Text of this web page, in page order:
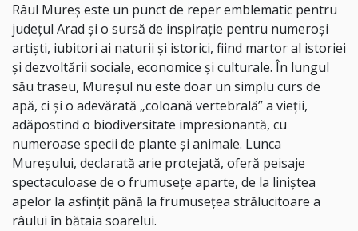
Râul Mureș este un punct de reper emblematic pentru
județul Arad și o sursă de inspirație pentru numeroși
artiști, iubitori ai naturii și istorici, fiind martor al istoriei
și dezvoltării sociale, economice și culturale. În lungul
său traseu, Mureșul nu este doar un simplu curs de
apă, ci și o adevărată „coloană vertebrală” a vieții,
adăpostind o biodiversitate impresionantă, cu
numeroase specii de plante și animale. Lunca
Mureșului, declarată arie protejată, oferă peisaje
spectaculoase de o frumusețe aparte, de la liniștea
apelor la asfințit până la frumusețea strălucitoare a
râului în bătaia soarelui.